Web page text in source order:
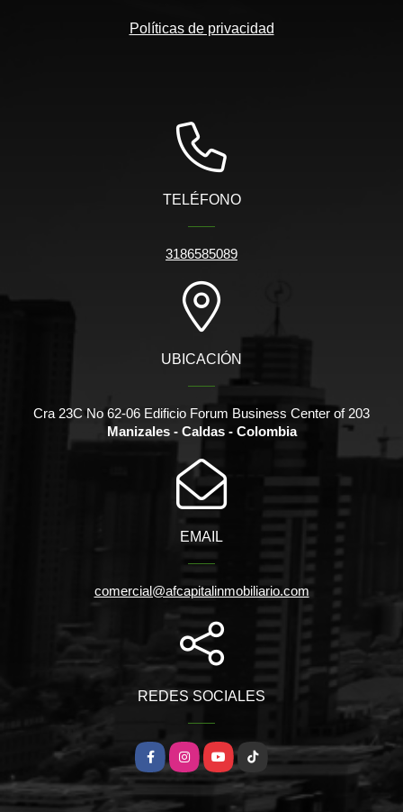
Políticas de privacidad
TELÉFONO
3186585089
UBICACIÓN
Cra 23C No 62-06 Edificio Forum Business Center of 203
Manizales - Caldas - Colombia
EMAIL
comercial@afcapitalinmobiliario.com
REDES SOCIALES
FacebookInstagramYouTubeTikTok